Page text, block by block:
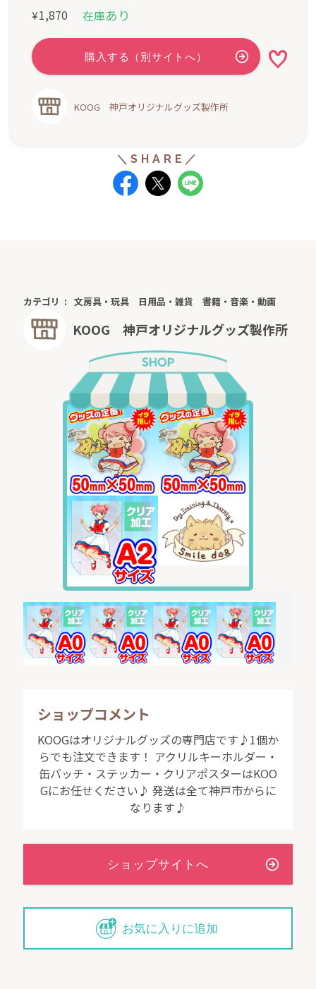
¥1,870 在庫あり
KOOG 神戸オリジナルグッズ製作所
カテゴリ 文房具・玩具 日用品・雑貨 書籍・音楽・動画
KOOG 神戸オリジナルグッズ製作所
ショップコメント
KOOGはオリジナルグッズの専門店です♪1個か
らでも注文できます！ アクリルキーホルダー・
缶バッチ・ステッカー・クリアポスターはKOO
Gにお任せください♪ 発送は全て神戸市からに
なります♪
お気に入りに追加